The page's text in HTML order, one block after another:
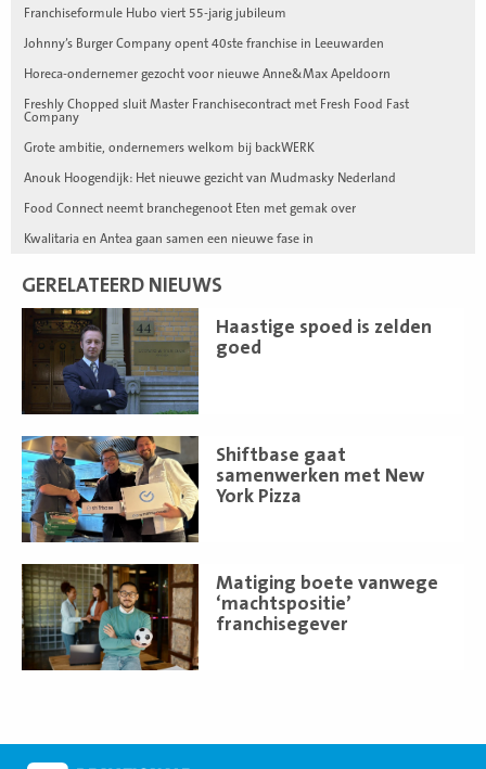
Franchiseformule Hubo viert 55-jarig jubileum
Johnny’s Burger Company opent 40ste franchise in Leeuwarden
Horeca-ondernemer gezocht voor nieuwe Anne&Max Apeldoorn
Freshly Chopped sluit Master Franchisecontract met Fresh Food Fast
Company
Grote ambitie, ondernemers welkom bij backWERK
Anouk Hoogendijk: Het nieuwe gezicht van Mudmasky Nederland
Food Connect neemt branchegenoot Eten met gemak over
Kwalitaria en Antea gaan samen een nieuwe fase in
GERELATEERD NIEUWS
Haastige spoed is zelden
goed
Lees
meer
Shiftbase gaat
samenwerken met New
York Pizza
Lees
meer
Matiging boete vanwege
‘machtspositie’
franchisegever
Lees
meer